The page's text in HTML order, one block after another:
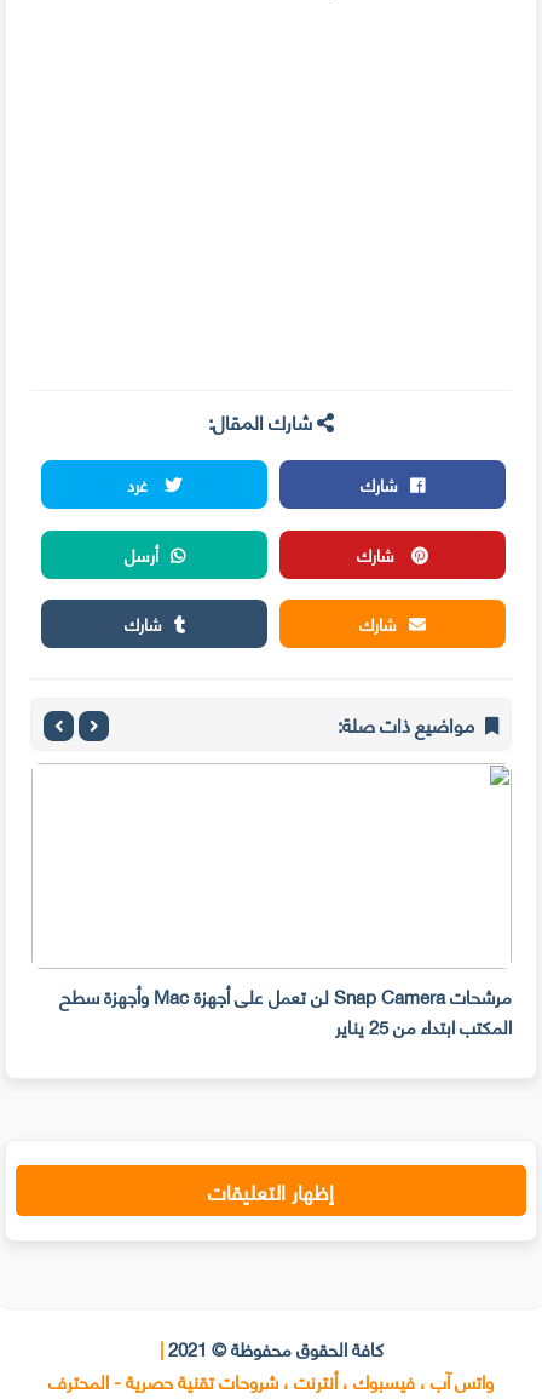
شارك المقال:
شارك
غرد
شارك
أرسل
شارك
شارك
مواضيع ذات صلة:
مرشحات Snap Camera لن تعمل على أجهزة Mac وأجهزة سطح
المكتب ابتداء من 25 يناير
إظهار التعليقات
كافة الحقوق محفوظة © 2021 |
واتس آب ، فيسبوك ، أنترنت ، شروحات تقنية حصرية - المحترف